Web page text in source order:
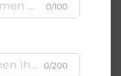
0/100
0/200